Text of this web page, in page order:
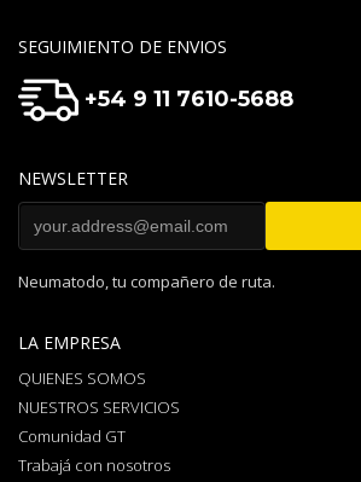
SEGUIMIENTO DE ENVIOS
+54 9 11 7610-5688
NEWSLETTER
Neumatodo, tu compañero de ruta.
LA EMPRESA
QUIENES SOMOS
NUESTROS SERVICIOS
Comunidad GT
Trabajá con nosotros